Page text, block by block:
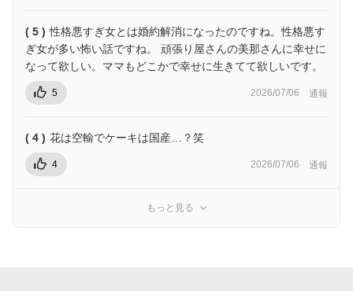
( 5 ) 性格悪すぎ女とは婚約解消になったのですね。性格悪す
ぎ女が多い怖い話ですね。 頑張り屋さんの美那さんに幸せに
なって欲しい。ママもどこかで幸せに生きてて欲しいです。
5 2026/07/06 通報
( 4 ) 花は空輸でケーキは国産…？笑
4 2026/07/06 通報
もっと見る